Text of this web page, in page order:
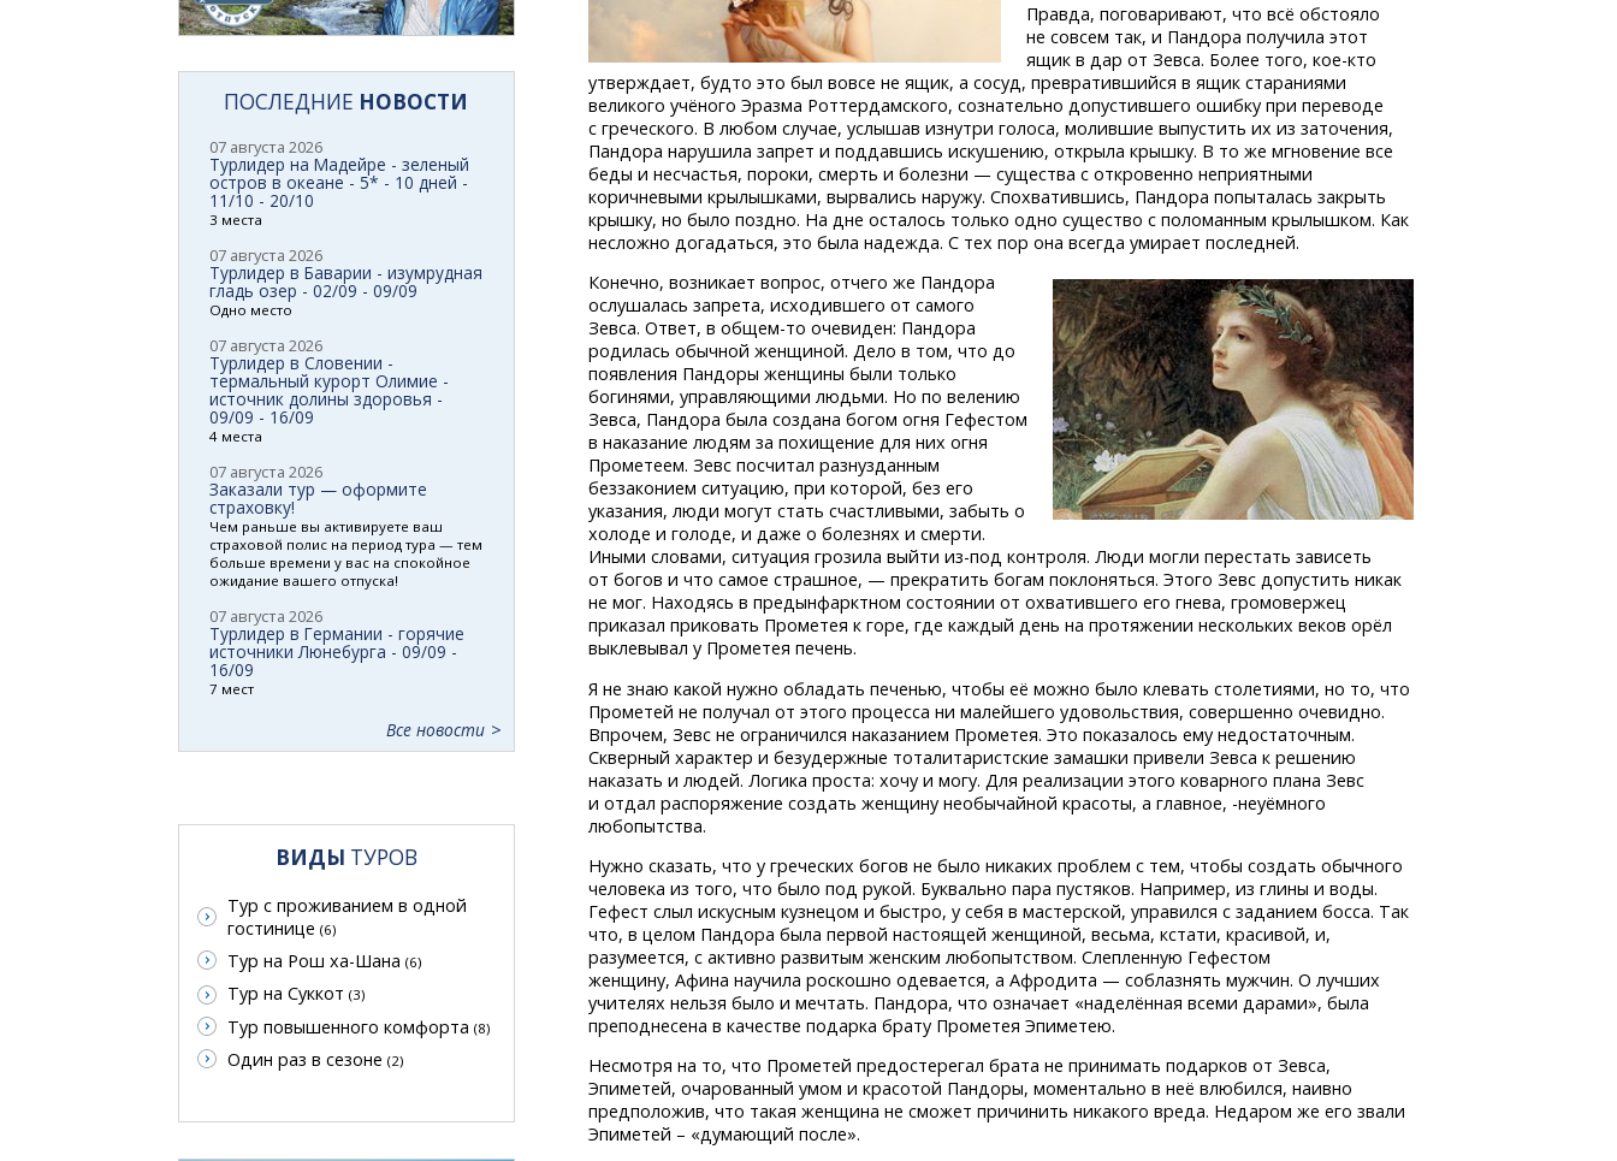
Правда, поговаривают, что всё обстояло
не совсем так, и Пандора получила этот
ящик в дар от Зевса. Более того, кое-кто
утверждает, будто это был вовсе не ящик, а сосуд, превратившийся в ящик стараниями
великого учёного Эразма Роттердамского, сознательно допустившего ошибку при переводе
с греческого. В любом случае, услышав изнутри голоса, молившие выпустить их из заточения,
Пандора нарушила запрет и поддавшись искушению, открыла крышку. В то же мгновение все
беды и несчастья, пороки, смерть и болезни — существа с откровенно неприятными
коричневыми крылышками, вырвались наружу. Спохватившись, Пандора попыталась закрыть
крышку, но было поздно. На дне осталось только одно существо с поломанным крылышком. Как
несложно догадаться, это была надежда. С тех пор она всегда умирает последней.
Конечно, возникает вопрос, отчего же Пандора
ослушалась запрета, исходившего от самого
Зевса. Ответ,в общем-то очевиден: Пандора
родилась обычной женщиной. Дело в том, что до
появления Пандоры женщины были только
богинями, управляющими людьми. Но по велению
Зевса, Пандора была создана богом огня Гефестом
в наказание людям за похищение для них огня
Прометеем. Зевс посчитал разнузданным
беззаконием ситуацию, при которой, без его
указания, люди могут стать счастливыми, забыть о
холоде и голоде, и даже о болезнях и смерти.
Иными словами, ситуация грозила выйтииз-под контроля. Люди могли перестать зависеть
от богов и что самое страшное, — прекратить богам поклоняться. Этого Зевс допустить никак
не мог. Находясь в предынфарктном состоянии от охватившего его гнева, громовержец
приказал приковать Прометея к горе, где каждый день на протяжении нескольких веков орёл
выклевывал у Прометея печень.
Я не знаю какой нужно обладать печенью, чтобы её можно было клевать столетиями, но то, что
Прометей не получал от этого процесса ни малейшего удовольствия, совершенно очевидно.
Впрочем, Зевс не ограничился наказанием Прометея. Это показалось ему недостаточным.
Скверный характер и безудержные тоталитаристские замашки привели Зевса к решению
наказать и людей. Логика проста: хочу и могу. Для реализации этого коварного плана Зевс
и отдал распоряжение создать женщину необычайной красоты, а главное, -неуёмного
любопытства.
Нужно сказать, что у греческих богов не было никаких проблем с тем, чтобы создать обычного
человека из того, что было под рукой. Буквально пара пустяков. Например, из глины и воды.
Гефест слыл искусным кузнецом и быстро, у себя в мастерской, управился с заданием босса. Так
что, в целом Пандора была первой настоящей женщиной, весьма, кстати, красивой, и,
разумеется, с активно развитым женским любопытством. Слепленную Гефестом
женщину, Афина научила роскошно одевается, а Афродита — соблазнять мужчин. О лучших
учителях нельзя было и мечтать. Пандора, что означает «наделённая всеми дарами», была
преподнесена в качестве подарка брату Прометея Эпиметею.
Несмотря на то, что Прометей предостерегал брата не принимать подарков от Зевса,
Эпиметей, очарованный умом и красотой Пандоры, моментально в неё влюбился, наивно
предположив, что такая женщина не сможет причинить никакого вреда. Недаром же его звали
Эпиметей – «думающий после».
ПОСЛЕДНИЕ НОВОСТИ
07 августа 2026
Турлидер на Мадейре - зеленый
остров в океане - 5* - 10 дней -
11/10 - 20/10
3 места
07 августа 2026
Турлидер в Баварии - изумрудная
гладь озер - 02/09 - 09/09
Одно место
07 августа 2026
Турлидер в Словении -
термальный курорт Олимие -
источник долины здоровья -
09/09 - 16/09
4 места
07 августа 2026
Заказали тур — оформите
страховку!
Чем раньше вы активируете ваш
страховой полис на период тура — тем
больше времени у вас на спокойное
ожидание вашего отпуска!
07 августа 2026
Турлидер в Германии - горячие
источники Люнебурга - 09/09 -
16/09
7 мест
Все новости
ВИДЫ ТУРОВ
Тур с проживанием в одной
гостинице (6)
Тур на Рош ха-Шана (6)
Тур на Суккот (3)
Тур повышенного комфорта (8)
Один раз в сезоне (2)